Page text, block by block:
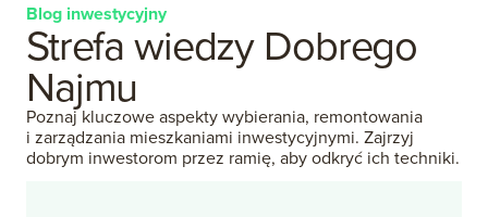
Blog inwestycyjny
Strefawiedzy Dobrego
Najmu
Poznaj kluczowe aspekty wybierania, remontowania
i zarządzania mieszkaniami inwestycyjnymi. Zajrzyj
dobrym inwestorom przez ramię, aby odkryć ich techniki.